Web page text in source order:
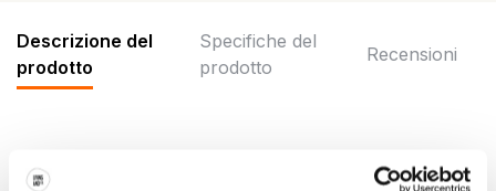
Descrizione del
prodotto
Specifiche del
prodotto
Recensioni
Copenhagen Maren porta atmosfera ai tuoi interni. Disponibile in